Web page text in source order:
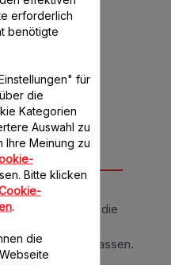
mixen und die
marinieren lassen.
erforderlich
benötigte
für
die
Kategorien
Auswahl zu
Ihre Meinung zu
Bitte klicken
.
die